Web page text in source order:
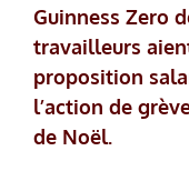
Guinness Zero
travailleurs
proposition
l’action de
de Noël.